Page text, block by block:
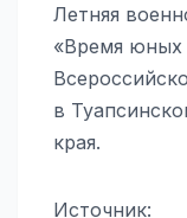
Летняя
«Время юных
в
края.
Источник: